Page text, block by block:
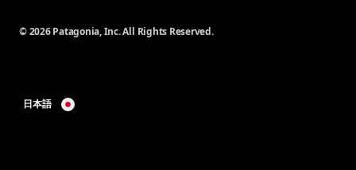
© 2026 Patagonia, Inc. All Rights Reserved.
日本語